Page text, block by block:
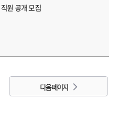
원 공개 모집
다음 페이지